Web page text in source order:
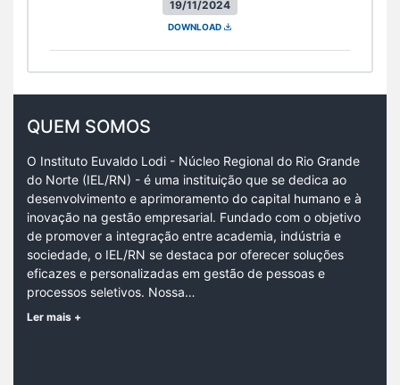
19/11/2024
DOWNLOAD
QUEM SOMOS
O Instituto Euvaldo Lodi - Núcleo Regional do Rio Grande
do Norte (IEL/RN) - é uma instituição que se dedica ao
desenvolvimento e aprimoramento do capital humano e à
inovação na gestão empresarial. Fundado com o objetivo
de promover a integração entre academia, indústria e
sociedade, o IEL/RN se destaca por oferecer soluções
eficazes e personalizadas em gestão de pessoas e
processos seletivos. Nossa…
Ler mais +